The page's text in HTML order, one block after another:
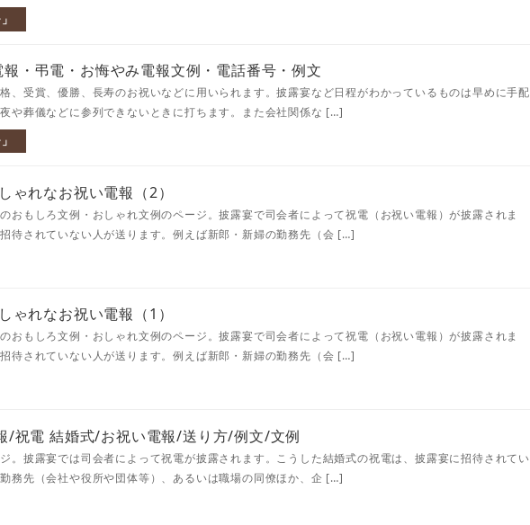
・弔電・お悔やみ電報文例・電話番号・例文
、受賞、優勝、長寿のお祝いなどに用いられます。披露宴など日程がわかっているものは早めに手配
や葬儀などに参列できないときに打ちます。また会社関係な […]
ゃれなお祝い電報（2）
おもしろ文例・おしゃれ文例のページ。披露宴で司会者によって祝電（お祝い電報）が披露されま
待されていない人が送ります。例えば新郎・新婦の勤務先（会 […]
ゃれなお祝い電報（1）
おもしろ文例・おしゃれ文例のページ。披露宴で司会者によって祝電（お祝い電報）が披露されま
待されていない人が送ります。例えば新郎・新婦の勤務先（会 […]
/祝電 結婚式/お祝い電報/送り方/例文/文例
。披露宴では司会者によって祝電が披露されます。こうした結婚式の祝電は、披露宴に招待されてい
務先（会社や役所や団体等）、あるいは職場の同僚ほか、企 […]